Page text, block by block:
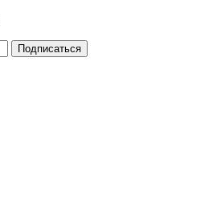
Подписаться